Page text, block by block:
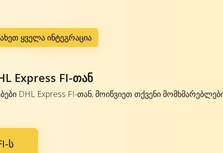
ყველა ინტეგრაცია
Express FI-თან
DHL Express FI-თან, მოიწვიეთ თქვენი
ს